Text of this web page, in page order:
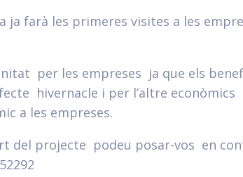
ja farà les primeres visites a les
per les empreses ja que els
hivernacle i per l’altre
a les empreses.
del projecte podeu posar-vos en